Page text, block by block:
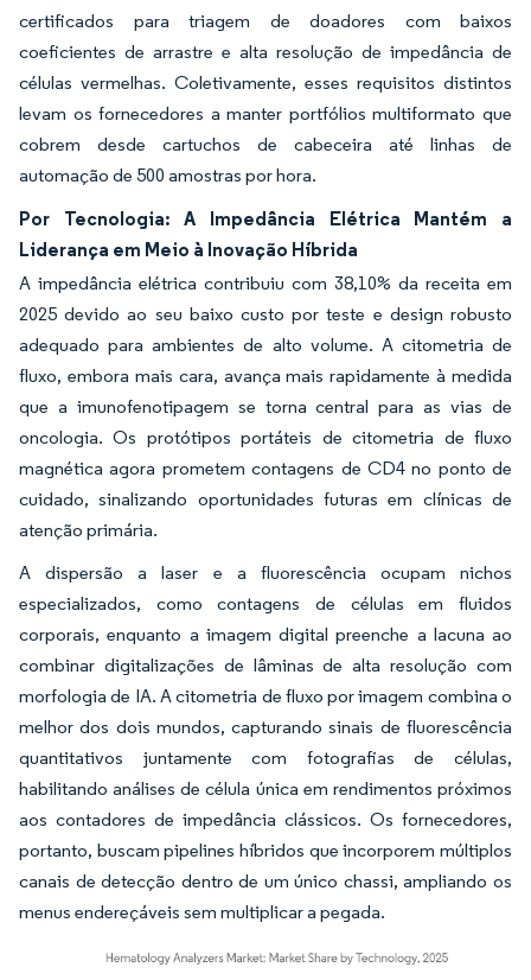
certificados para triagem de doadores com baixos
coeficientes de arrastre e alta resolução de impedância de
células vermelhas. Coletivamente, esses requisitos distintos
levam os fornecedores a manter portfólios multiformato que
cobrem desde cartuchos de cabeceira até linhas de
automação de 500 amostras por hora.
Por Tecnologia: A Impedância Elétrica Mantém a
Liderança em Meio à Inovação Híbrida
A impedância elétrica contribuiu com 38,10% da receita em
2025 devido ao seu baixo custo por teste e design robusto
adequado para ambientes de alto volume. A citometria de
fluxo, embora mais cara, avança mais rapidamente à medida
que a imunofenotipagem se torna central para as vias de
oncologia. Os protótipos portáteis de citometria de fluxo
magnética agora prometem contagens de CD4 no ponto de
cuidado, sinalizando oportunidades futuras em clínicas de
atenção primária.
A dispersão a laser e a fluorescência ocupam nichos
especializados, como contagens de células em fluidos
corporais, enquanto a imagem digital preenche a lacuna ao
combinar digitalizações de lâminas de alta resolução com
morfologia de IA. A citometria de fluxo por imagem combina o
melhor dos dois mundos, capturando sinais de fluorescência
quantitativos juntamente com fotografias de células,
habilitando análises de célula única em rendimentos próximos
aos contadores de impedância clássicos. Os fornecedores,
portanto, buscam pipelines híbridos que incorporem múltiplos
canais de detecção dentro de um único chassi, ampliando os
menus endereçáveis sem multiplicar a pegada.